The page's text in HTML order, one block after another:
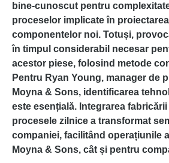
bine-cunoscut pentru
proceselor implicate în
componentelor noi. Totuși,
în timpul considerabil necesar
acestor piese, folosind metode
Pentru Ryan Young, manager de
Moyna & Sons, identificarea
este esențială. Integrarea
procesele zilnice a transformat
companiei, facilitând operațiunile
Moyna & Sons, cât și pentru